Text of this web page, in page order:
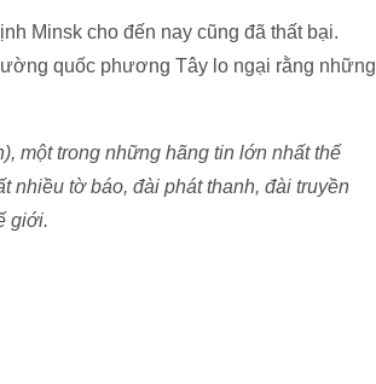
Minsk cho đến nay cũng đã thất bại.
quốc phương Tây lo ngại rằng những
một trong những hãng tin lớn nhất thế
nhiều tờ báo, đài phát thanh, đài truyền
giới.